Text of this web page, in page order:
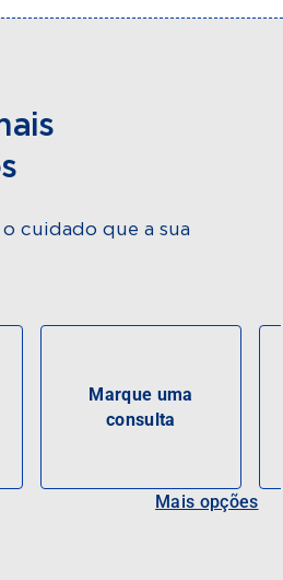
cuidado que a sua
Marque uma
consulta
Mais opções